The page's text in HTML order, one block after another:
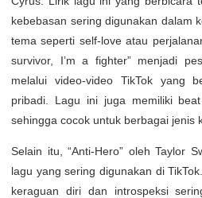
kebebasan sering digunakan dalam
tema seperti self-love atau
survivor, I’m a fighter” menjadi
melalui video-video TikTok yang
pribadi. Lagu ini juga memiliki
sehingga cocok untuk berbagai jenis
Selain itu, “Anti-Hero” oleh Taylor
lagu yang sering digunakan di
keraguan diri dan introspeksi